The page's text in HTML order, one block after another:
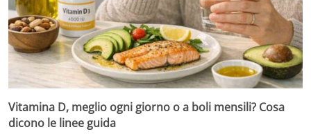
Vitamina D, meglio ogni giorno o a boli mensili? Cosa
dicono le linee guida